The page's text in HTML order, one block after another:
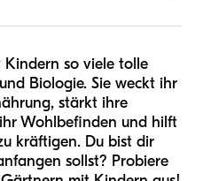
so viele tolle
Biologie. Sie weckt ihr
stärkt ihre
Wohlbefinden und hilft
kräftigen. Du bist dir
sollst? Probiere